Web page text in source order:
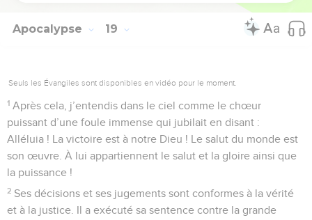
Apocalypse 19
Seuls les Évangiles sont disponibles en vidéo pour le moment.
1 Après cela, j’entendis dans le ciel comme le chœur
puissant d’une foule immense qui jubilait en disant :
Alléluia ! La victoire est à notre Dieu ! Le salut du monde est
son œuvre. À lui appartiennent le salut et la gloire ainsi que
la puissance !
2 Ses décisions et ses jugements sont conformes à la vérité
et à la justice. Il a exécuté sa sentence contre la grande